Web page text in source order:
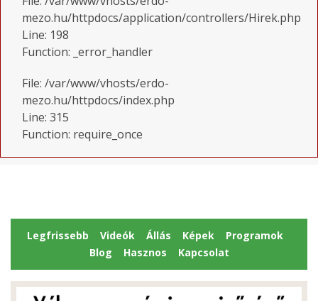
mezo.hu/httpdocs/application/controllers/Hirek.php
Line: 198
Function: _error_handler
File: /var/www/vhosts/erdo-
mezo.hu/httpdocs/index.php
Line: 315
Function: require_once
Legfrissebb Videók Állás Képek
Programok
Blog
Hasznos Kapcsolat